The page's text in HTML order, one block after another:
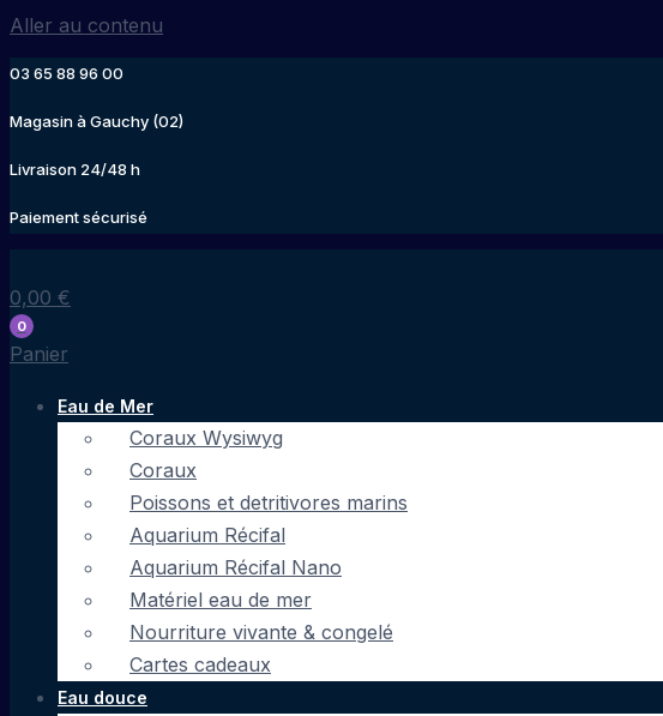
Aller au contenu
03 65 88 96 00
Magasin à Gauchy (02)
Livraison 24/48 h
Paiement sécurisé
0,00 €
0
Panier
Eau de Mer
Coraux Wysiwyg
Coraux
Poissons et detritivores marins
Aquarium Récifal
Aquarium Récifal Nano
Matériel eau de mer
Nourriture vivante & congelé
Cartes cadeaux
Eau douce